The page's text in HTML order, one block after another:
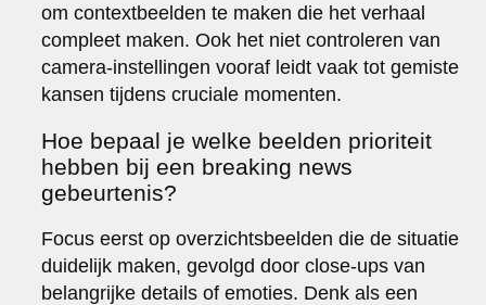
om contextbeelden te maken die het verhaal
compleet maken. Ook het niet controleren van
camera-instellingen vooraf leidt vaak tot gemiste
kansen tijdens cruciale momenten.
Hoe bepaal je welke beelden prioriteit
hebben bij een breaking news
gebeurtenis?
Focus eerst op overzichtsbeelden die de situatie
duidelijk maken, gevolgd door close-ups van
belangrijke details of emoties. Denk als een